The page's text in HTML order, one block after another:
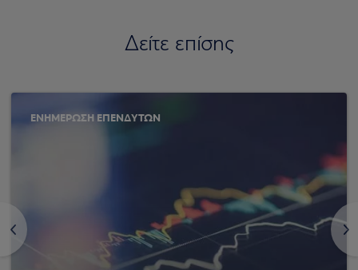
Δείτε επίσης
<
ΕΝΗΜΕΡΩΣΗ ΕΠΕΝΔΥΤΩΝ
>